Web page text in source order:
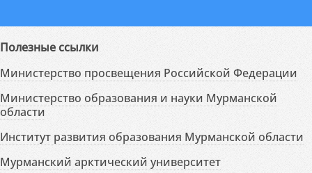
Полезные ссылки
Министерство просвещения Российской Федерации
Министерство образования и науки Мурманской
области
Институт развития образования Мурманской области
Мурманский арктический университет